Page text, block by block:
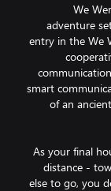
We
adventure
entry in the We
smart
of an
As your final
distance -
else to go, you